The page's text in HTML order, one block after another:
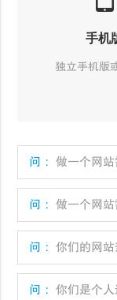
手机
独立手机版
问： 做一个网
问： 做一个网
问： 你们的网
问： 你们是个人